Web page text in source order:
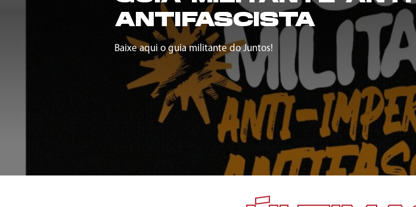
ANTIFASCISTA
Baixe aqui o guia militante do Juntos!